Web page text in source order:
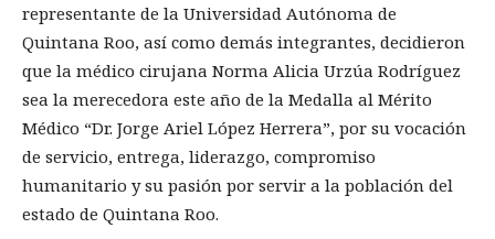
representante de la Universidad Autónoma de
Quintana Roo, así como demás integrantes, decidieron
que la médico cirujana Norma Alicia Urzúa Rodríguez
sea la merecedora este año de la Medalla al Mérito
Médico “Dr. Jorge Ariel López Herrera”, por su vocación
de servicio, entrega, liderazgo, compromiso
humanitario y su pasión por servir a la población del
estado de Quintana Roo.